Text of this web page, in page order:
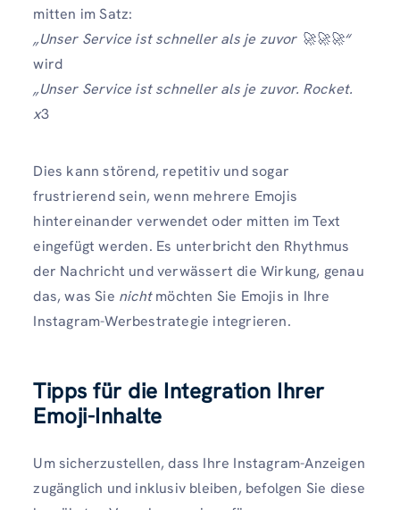
mitten im Satz:
„Unser Service ist schneller als je zuvor 🚀🚀🚀“
wird
„Unser Service ist schneller als je zuvor. Rocket.
x3
Dies kann störend, repetitiv und sogar
frustrierend sein, wenn mehrere Emojis
hintereinander verwendet oder mitten im Text
eingefügt werden. Es unterbricht den Rhythmus
der Nachricht und verwässert die Wirkung, genau
das, was Sie nichtmöchten Sie Emojis in Ihre
Instagram-Werbestrategie integrieren.
Tipps für die Integration Ihrer
Emoji-Inhalte
Um sicherzustellen, dass Ihre Instagram-Anzeigen
zugänglich und inklusiv bleiben, befolgen Sie diese